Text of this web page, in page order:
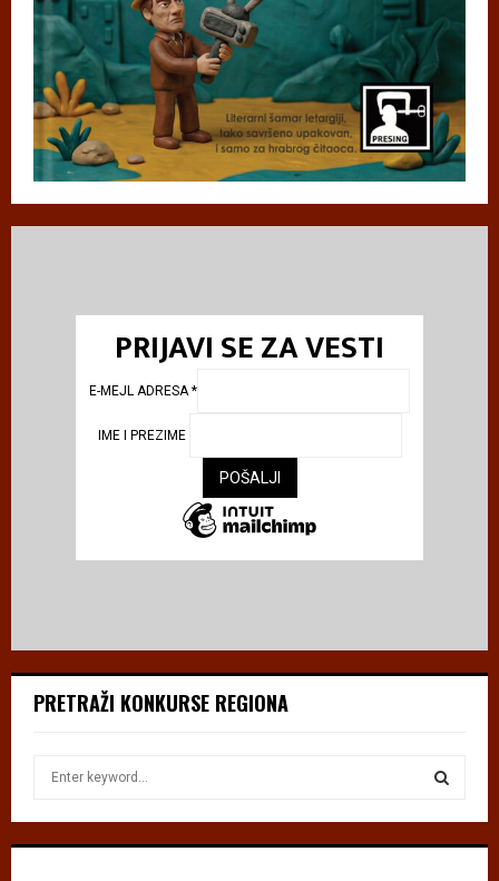
PRIJAVI SE ZA VESTI
E-MEJL ADRESA*
IME I PREZIME
PRETRAŽI KONKURSE REGIONA
S